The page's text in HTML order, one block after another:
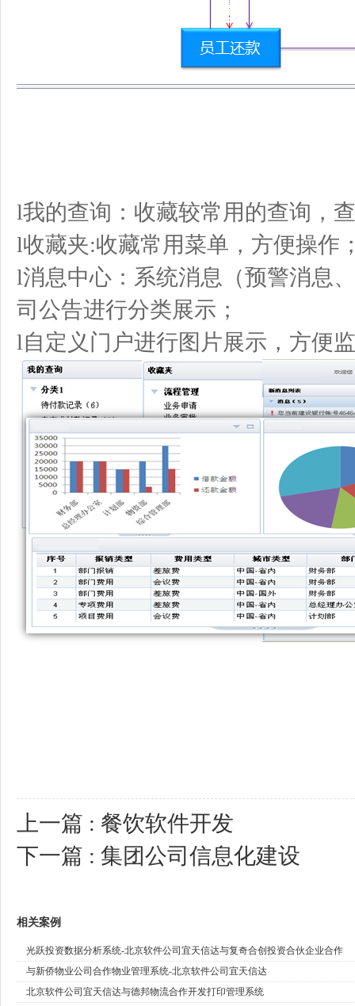
l我的查询：收藏较常用的查询，
l收藏夹:收藏常用菜单，方便操作
l消息中心：系统消息（预警消息
司公告进行分类展示；
l自定义门户进行图片展示，方便
上一篇 : 餐饮软件开发
下一篇 : 集团公司信息化建设
相关案例
光跃投资数据分析系统-北京软件公司宜天信达与复奇合创投资合伙企业合作
与新侨物业公司合作物业管理系统-北京软件公司宜天信达
北京软件公司宜天信达与德邦物流合作开发打印管理系统